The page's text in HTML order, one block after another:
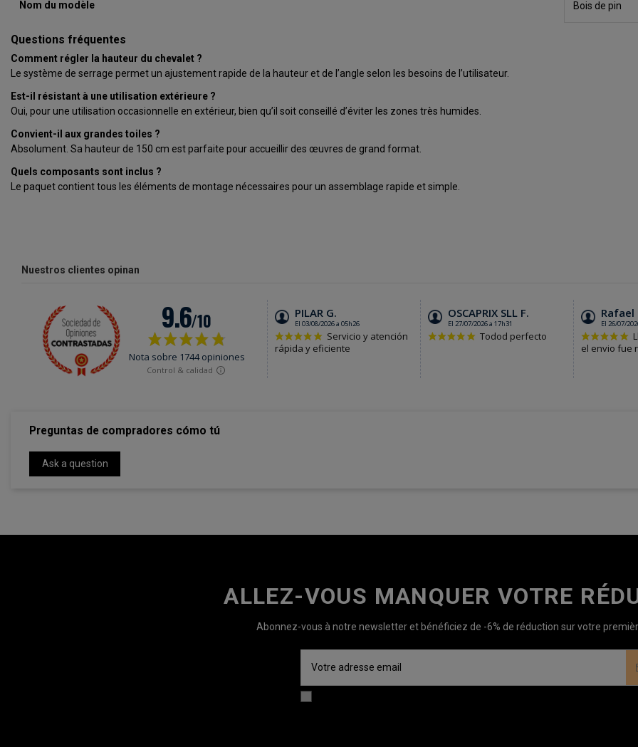
Nom du modèle Bois de pin
Questions fréquentes
Comment régler la hauteur du chevalet ?
Le système de serrage permet un ajustement rapide de la hauteur et de l’angle selon les besoins de l’utilisateur.
Est-il résistant à une utilisation extérieure ?
Oui, pour une utilisation occasionnelle en extérieur, bien qu’il soit conseillé d’éviter les zones très humides.
Convient-il aux grandes toiles ?
Absolument. Sa hauteur de 150 cm est parfaite pour accueillir des œuvres de grand format.
Quels composants sont inclus ?
Le paquet contient tous les éléments de montage nécessaires pour un assemblage rapide et simple.
Nuestros clientes opinan
Preguntas de compradores cómo tú
Ask a question
ALLEZ-VOUS MANQUER VOTRE
Abonnez-vous à notre newsletter et bénéficiez de -6% de réduction sur votre